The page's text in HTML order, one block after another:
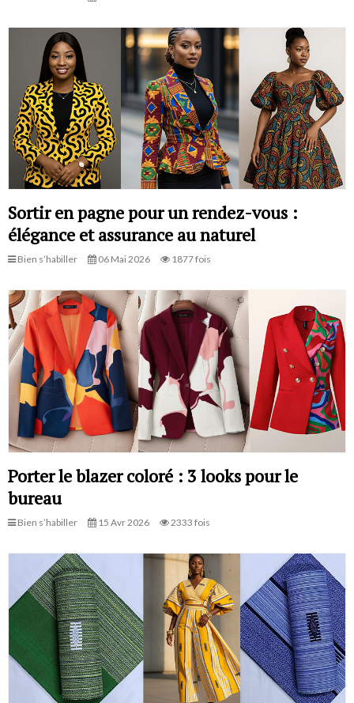
Sortir en pagne pour un rendez-vous :
élégance et assurance au naturel
Bien s’habiller 06 Mai 2026 1877 fois
Porter le blazer coloré : 3 looks pour le
bureau
Bien s’habiller 15 Avr 2026 2333 fois